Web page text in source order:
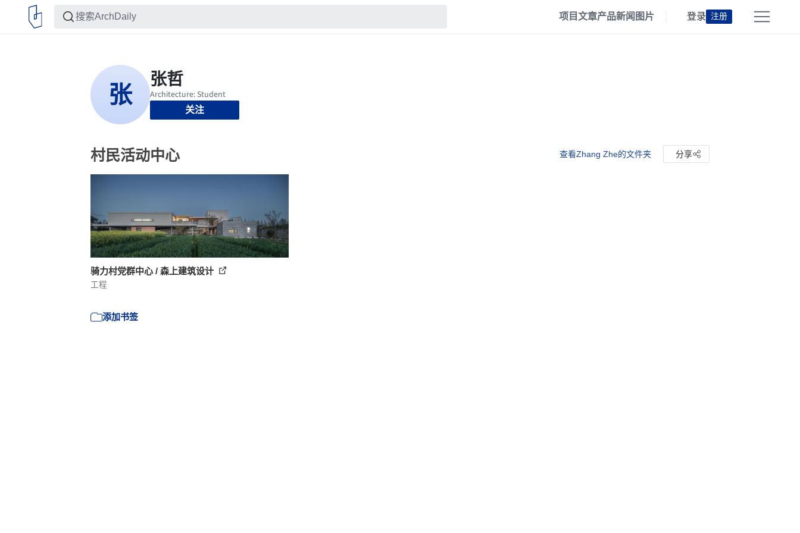
项目文章产品新闻 图片 登录 注册
关注
村民活动中心 查看Zhang Zhe的文件夹 分享
骑力村党群中心 / 森上建筑设计
工程
添加书签